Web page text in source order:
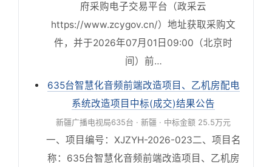
府采购电子交易平台（政采云
https://www.zcygov.cn/）地址获取采购文
件，并于2026年07月01日09:00（北京时
间）前…
635台智慧化音频前端改造项目、乙机房配电
系统改造项目中标(成交)结果公告
新疆广播电视局635台 · 新疆 · 中标金额 25.5万元
‍一、项目编号：XJZYH-2026-023二、项目名
称：635台智慧化音频前端改造项目、乙机房